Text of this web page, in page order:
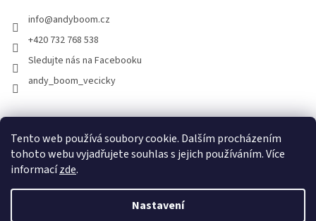
Tento web používá soubory cookie. Dalším procházením
tohoto webu vyjadřujete souhlas s jejich používáním. Více
informacízde.
Nastavení
info@andyboom.cz
+420 732 768 538
Sledujte nás na Facebooku
andy_boom_vecicky